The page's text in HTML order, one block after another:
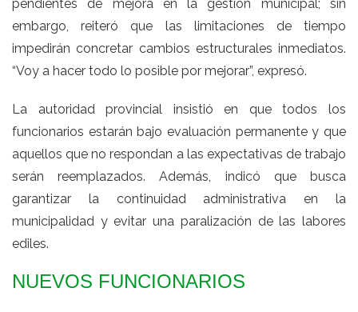
pendientes de mejora en la gestión municipal; sin
embargo, reiteró que las limitaciones de tiempo
impedirán concretar cambios estructurales inmediatos.
“Voy a hacer todo lo posible por mejorar”, expresó.
La autoridad provincial insistió en que todos los
funcionarios estarán bajo evaluación permanente y que
aquellos que no respondan a las expectativas de trabajo
serán reemplazados. Además, indicó que busca
garantizar la continuidad administrativa en la
municipalidad y evitar una paralización de las labores
ediles.
NUEVOS FUNCIONARIOS